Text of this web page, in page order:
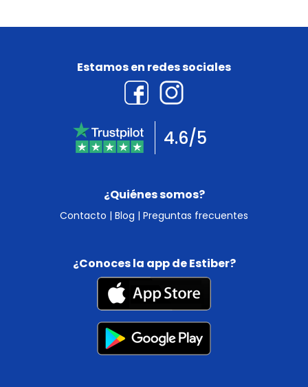
¿Quiénes somos?
Contacto | Blog | Preguntas frecuentes
Estamos en redes sociales
4.6/5
¿Conoces la app de Estiber?